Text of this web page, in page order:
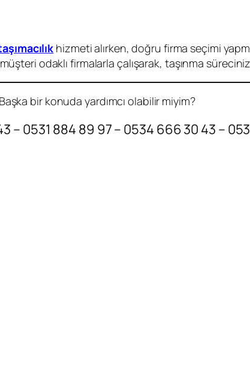
hizmeti alırken, doğru firma seçimi
odaklı firmalarla çalışarak, taşınma
bir konuda yardımcı olabilir miyim?
– 0531 884 89 97 – 0534 666 30 43 –